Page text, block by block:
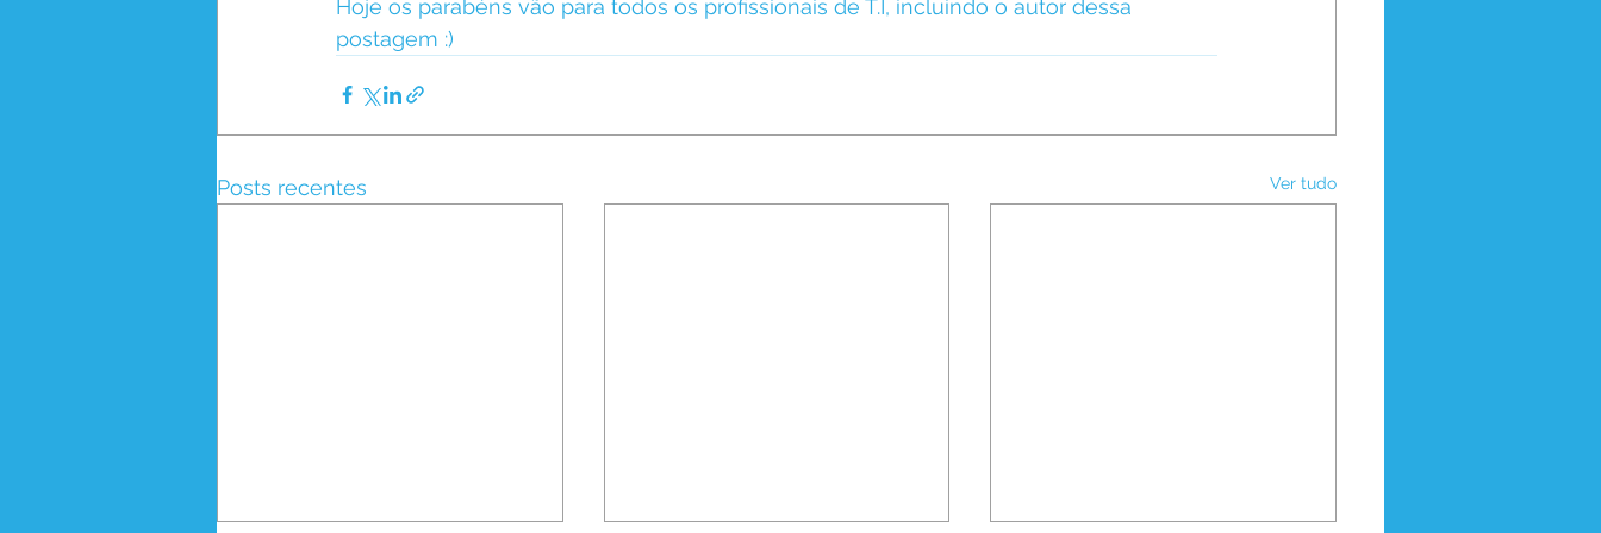
Hoje os parabéns vão para todos os profissionais de T.I, incluindo o autor dessa
postagem :)
Posts recentes Ver tudo